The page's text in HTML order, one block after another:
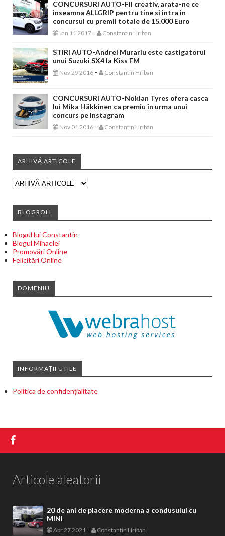
CONCURSURI AUTO-Fii creativ, arata-ne ce
inseamna ALLGRIP pentru tine si intra in
concursul cu premii totale de 15.000 Euro
Jan 11 2017 - Constantin Hriban
STIRI AUTO-Andrei Murariu este castigatorul
unui Suzuki SX4 la Kiss FM
Nov 29 2016 - Constantin Hriban
CONCURSURI AUTO-Nokian Tyres ofera casca
lui Mika Häkkinen ca premiu in urma unui
concurs pe Instagram
Nov 01 2016 - Constantin Hriban
ARHIVĂ ARTICOLE
BLOGROLL
Blogul lui Constantin
Blogul Mihaelei
Promovări Online
Felicitări Online
DOMENIU
INFORMAȚII UTILE
Politica de confidențialitate
Articole aleatorii
20 de ani de placere moderna a condusului cu
MINI
Apr 27 2021 - Constantin Hriban